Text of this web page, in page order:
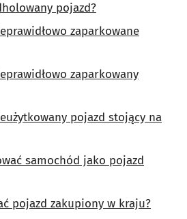
pojazd?
zaparkowane
zaparkowany
pojazd stojący na
samochód jako pojazd
pojazd zakupiony w kraju?